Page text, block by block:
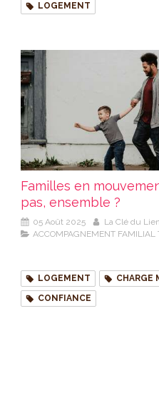
LOGEMENT
Familles en
pas, ensemble ?
05 Août 2025
La Clé du Lien
ACCOMPAGNEMENT FAMILIAL
LOGEMENT CHARGE
CONFIANCE